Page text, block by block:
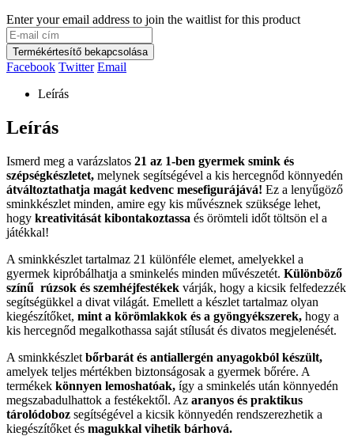
Enter your email address to join the waitlist for this product
Termékértesítő bekapcsolása
Facebook Twitter Email
Leírás
Leírás
Ismerd meg a varázslatos 21 az 1-ben gyermek smink és
szépségkészletet, melynek segítségével a kis hercegnőd könnyedén
átváltoztathatja magát kedvenc mesefigurájává! Ez a lenyűgöző
sminkkészlet minden, amire egy kis művésznek szüksége lehet,
hogy kreativitását kibontakoztassa és örömteli időt töltsön el a
játékkal!
A sminkkészlet tartalmaz 21 különféle elemet, amelyekkel a
gyermek kipróbálhatja a sminkelés minden művészetét. Különböző
színű rúzsok és szemhéjfestékek várják, hogy a kicsik felfedezzék
segítségükkel a divat világát. Emellett a készlet tartalmaz olyan
kiegészítőket, mint a körömlakkok és a gyöngyékszerek, hogy a
kis hercegnőd megalkothassa saját stílusát és divatos megjelenését.
A sminkkészlet bőrbarát és antiallergén anyagokból készült,
amelyek teljes mértékben biztonságosak a gyermek bőrére. A
termékek könnyen lemoshatóak, így a sminkelés után könnyedén
megszabadulhattok a festékektől. Az aranyos és praktikus
tárolódoboz segítségével a kicsik könnyedén rendszerezhetik a
kiegészítőket és magukkal vihetik bárhová.